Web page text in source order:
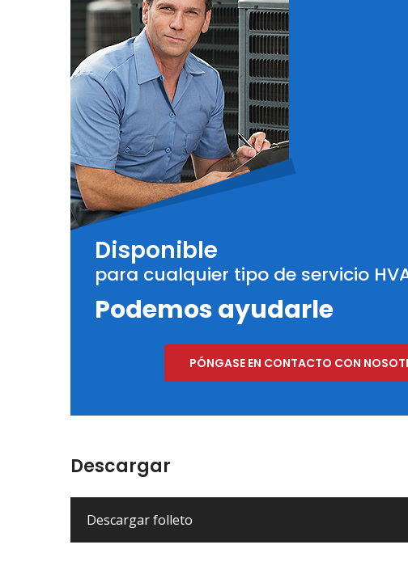
Disponible
para cualquier tipo de servicio
Podemos ayudarle
PÓNGASE EN CONTACTO CON
Descargar
Descargar folleto